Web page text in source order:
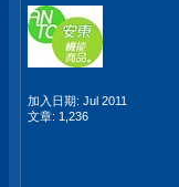
加入日期: Jul 2011
文章: 1,236